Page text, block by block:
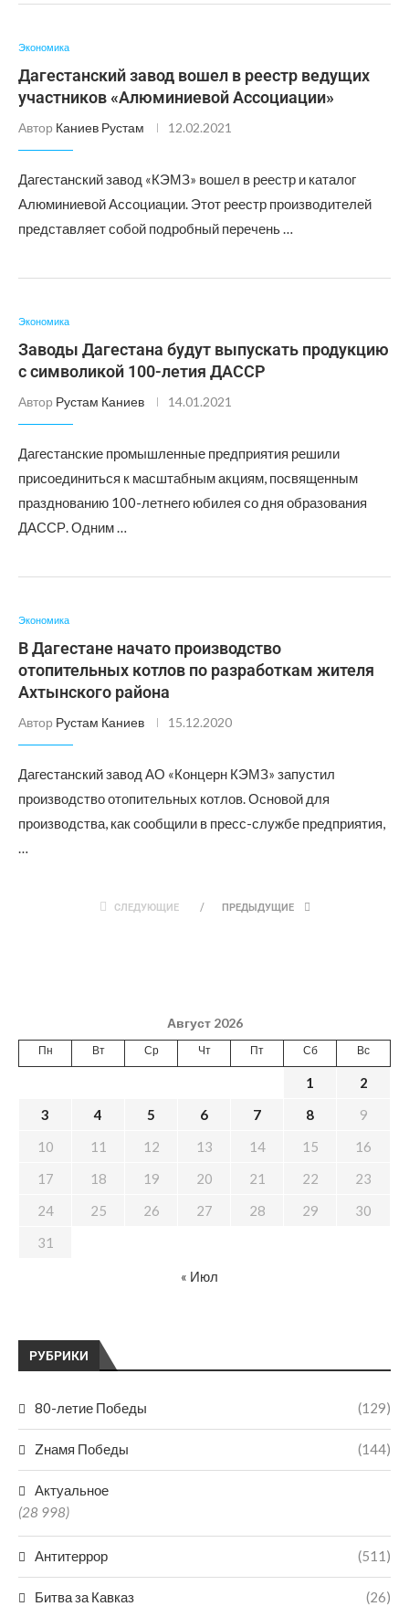
Экономика
Дагестанский завод вошел в реестр ведущих
участников «Алюминиевой Ассоциации»
Автор Каниев Рустам 12.02.2021
Дагестанский завод «КЭМЗ» вошел в реестр и каталог
Алюминиевой Ассоциации. Этот реестр производителей
представляет собой подробный перечень …
Экономика
Заводы Дагестана будут выпускать продукцию
с символикой 100-летия ДАССР
Автор Рустам Каниев 14.01.2021
Дагестанские промышленные предприятия решили
присоединиться к масштабным акциям, посвященным
празднованию 100-летнего юбилея со дня образования
ДАССР. Одним …
Экономика
В Дагестане начато производство
отопительных котлов по разработкам жителя
Ахтынского района
Автор Рустам Каниев 15.12.2020
Дагестанский завод АО «Концерн КЭМЗ» запустил
производство отопительных котлов. Основой для
производства, как сообщили в пресс-службе предприятия,
…
СЛЕДУЮЩИЕ ПРЕДЫДУЩИЕ
РУБРИКИ
80-летие Победы (129)
Zнамя Победы (144)
Актуальное
(28 998)
Антитеррор (511)
Битва за Кавказ (26)
Август 2026
Пн Вт Ср Чт Пт Сб Вс
1
2
3
4 5 6 7 8
9
10
11 12 13 14 15
16
17
18 19 20 21 22
23
24
25 26 27 28 29
30
31
« Июл